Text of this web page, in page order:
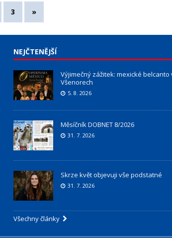
3 »
NEJČTENĚJŠÍ
Výjimečný zážitek: mexické belcanto
Všenorech
5. 8. 2026
Měsíčník DOBNET 8/2026
31. 7. 2026
Skrze květ objevuji vše podstatné
31. 7. 2026
Všechny články